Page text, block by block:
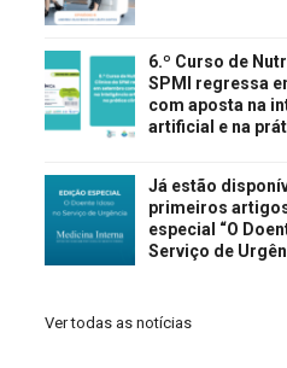
6.º Curso de
SPMI regressa
com aposta na
artificial e na
Já estão
primeiros
especial “O
Serviço de
Ver todas as notícias